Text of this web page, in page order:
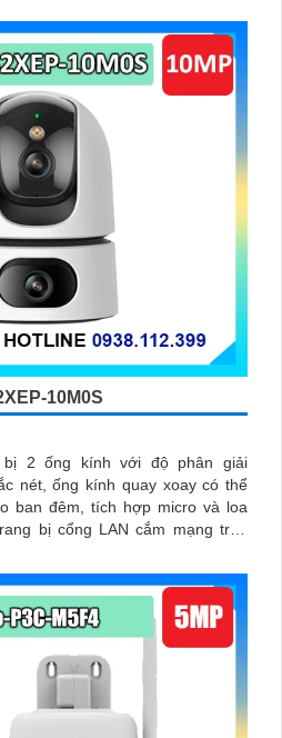
10M0S
bị 2 ống kính với độ phân giải
nét, ống kính quay xoay có thể
ban đêm, tích hợp micro và loa
bị cổng LAN cắm mạng trực